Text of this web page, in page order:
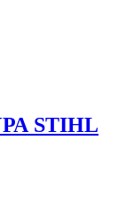
STIHL